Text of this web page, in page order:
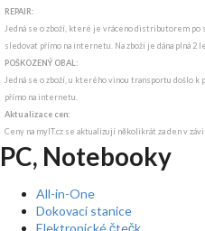
REPAIR:
Jedná se o zboží, které je vráceno distributorem po
sledovat přímo na internetu. Na zboží je dána plná 2
POŠKOZENÝ OBAL:
Jedná se o zboží, u kterého vinou transportu došlo
přímo na internetu.
Aktualizace cen:
Ceny na myIT.cz se aktualizují několikrát za den v
PC, Notebooky
All-in-One
Dokovací stanice
Elektronické čtečk ...